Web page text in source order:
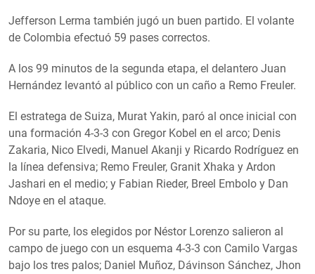
Jefferson Lerma también jugó un buen partido. El volante
de Colombia efectuó 59 pases correctos.
A los 99 minutos de la segunda etapa, el delantero Juan
Hernández levantó al público con un caño a Remo Freuler.
El estratega de Suiza, Murat Yakin, paró al once inicial con
una formación 4-3-3 con Gregor Kobel en el arco; Denis
Zakaria, Nico Elvedi, Manuel Akanji y Ricardo Rodrí­guez en
la línea defensiva; Remo Freuler, Granit Xhaka y Ardon
Jashari en el medio; y Fabian Rieder, Breel Embolo y Dan
Ndoye en el ataque.
Por su parte, los elegidos por Néstor Lorenzo salieron al
campo de juego con un esquema 4-3-3 con Camilo Vargas
bajo los tres palos; Daniel Muñoz, Dávinson Sánchez, Jhon